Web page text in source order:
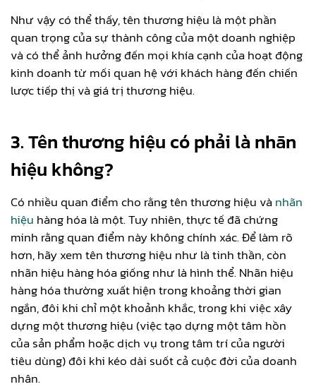
Như vậy có thể thấy, tên thương hiệu là một phần
quan trọng của sự thành công của một doanh nghiệp
và có thể ảnh hưởng đến mọi khía cạnh của hoạt động
kinh doanh từ mối quan hệ với khách hàng đến chiến
lược tiếp thị và giá trị thương hiệu.
3. Tên thương hiệu có phải là nhãn
hiệu không?
Có nhiều quan điểm cho rằng tên thương hiệu vànhãn
hiệu hàng hóa là một. Tuy nhiên, thực tế đã chứng
minh rằng quan điểm này không chính xác. Để làm rõ
hơn, hãy xem tên thương hiệu như là tinh thần, còn
nhãn hiệu hàng hóa giống như là hình thể. Nhãn hiệu
hàng hóa thường xuất hiện trong khoảng thời gian
ngắn, đôi khi chỉ một khoảnh khắc, trong khi việc xây
dựng một thương hiệu (việc tạo dựng một tâm hồn
của sản phẩm hoặc dịch vụ trong tâm trí của người
tiêu dùng) đôi khi kéo dài suốt cả cuộc đời của doanh
nhân.